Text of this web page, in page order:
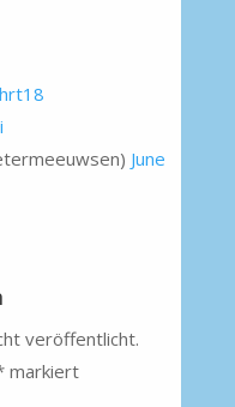
June
veröffentlicht.
markiert